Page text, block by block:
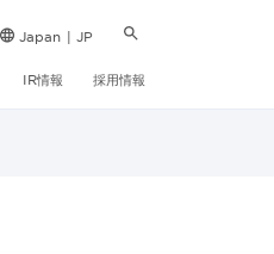
Japan | JP
IR情報 採用情報